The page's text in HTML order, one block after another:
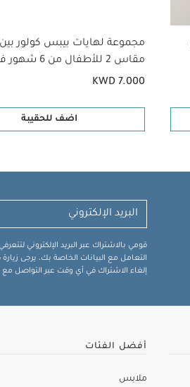
مجموعة لهايات بيبس كولور
مقاس 2 للأطفال
عاجي متنوع - قطعتان
KWD 7.000
اضف للحقيبة
قومي بالاشتراك عبر البريد الإلكتروني
التعامل مع البيانات الخاصة بك، يرجى
إلغاء الاشتراك في أي وقت عبر التواصل مع
أفضل الفئات
ملابس